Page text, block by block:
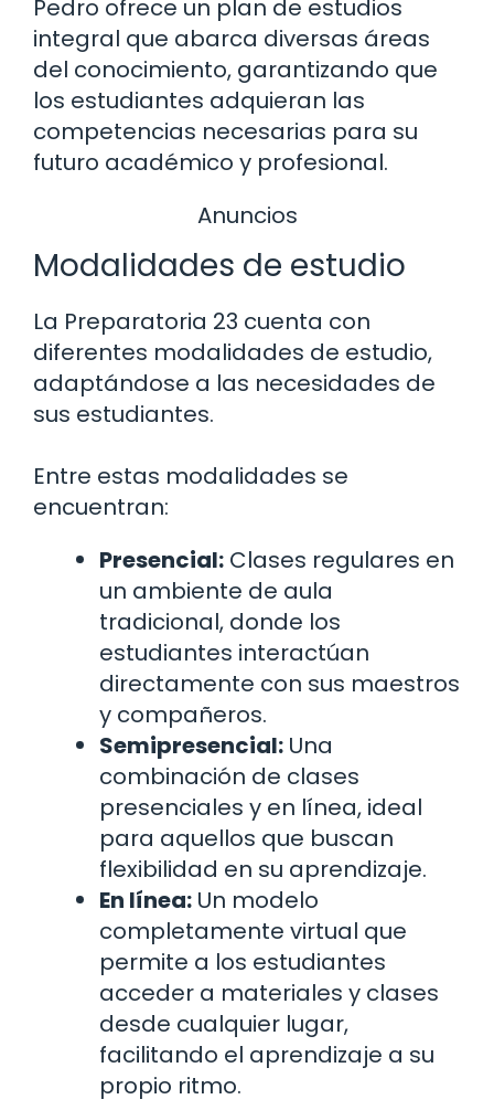
Pedro ofrece un plan de estudios
integral que abarca diversas áreas
del conocimiento, garantizando que
los estudiantes adquieran las
competencias necesarias para su
futuro académico y profesional.
Anuncios
Modalidades de estudio
La Preparatoria 23 cuenta con
diferentes modalidades de estudio,
adaptándose a las necesidades de
sus estudiantes.
Entre estas modalidades se
encuentran:
Presencial: Clases regulares en
un ambiente de aula
tradicional, donde los
estudiantes interactúan
directamente con sus maestros
y compañeros.
Semipresencial: Una
combinación de clases
presenciales y en línea, ideal
para aquellos que buscan
flexibilidad en su aprendizaje.
En línea: Un modelo
completamente virtual que
permite a los estudiantes
acceder a materiales y clases
desde cualquier lugar,
facilitando el aprendizaje a su
propio ritmo.